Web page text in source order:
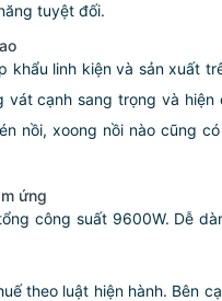
tuyệt đối.
khẩu linh kiện và sản xuất
cạnh sang trọng và
nồi, xoong nồi nào cũng
ứng
công suất 9600W. Dễ
theo luật hiện hành. Bên